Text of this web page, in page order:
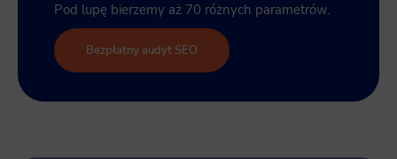
Pod lupę bierzemy aż 70 różnych parametrów.
Bezpłatny audyt SEO